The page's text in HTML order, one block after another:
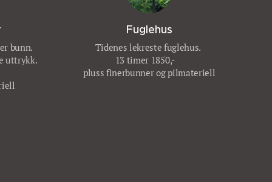
bunn.
uttrykk.
Fuglehus
Tidenes lekreste fuglehus.
13 timer 1850,-
pluss finerbunner og pilmateriell